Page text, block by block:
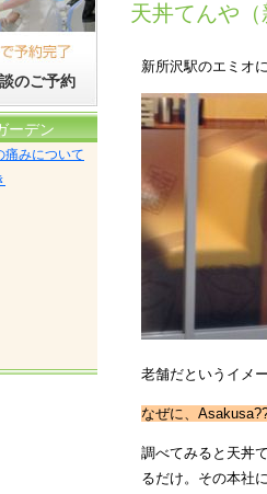
天丼てんや（
新所沢駅のエミオ
老舗だというイメ
なぜに、
調べてみると天丼
るだけ。その本社
のご予約
ーデン
痛みについて